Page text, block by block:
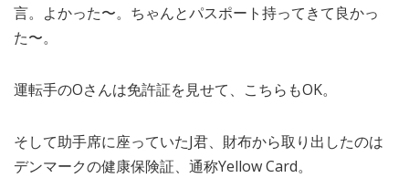
言。よかった〜。ちゃんとパスポート持ってきて良かっ
た〜。
運転手のOさんは免許証を見せて、こちらもOK。
そして助手席に座っていたJ君、財布から取り出したのは
デンマークの健康保険証、通称Yellow Card。